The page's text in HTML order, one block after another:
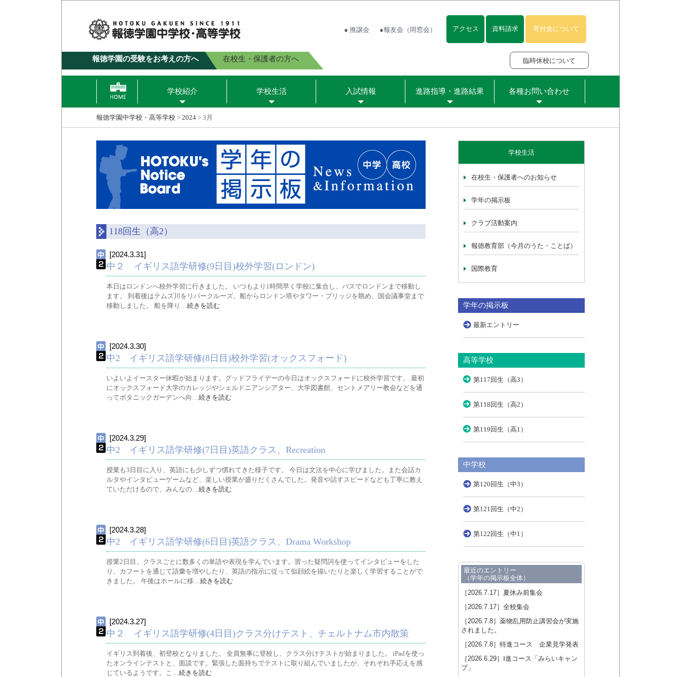
● 推譲会 ●報友会（同窓会） アクセス 資料請求 寄付金について
報徳学園の受験をお考えの方へ 在校生・保護者の方へ 臨時休校について
学校紹介 学校生活 入試情報 進路指導・進路結果 各種お問い合わせ
報徳学園中学校・高等学校 > 2024 > 3月
118回生（高2）
[2024.3.31]
中２ イギリス語学研修(9日目)校外学習(ロンドン)
本日はロンドンへ校外学習に行きました。 いつもより1時間早く学校に集合し、バスでロンドンまで移動し
ます。 到着後はテムズ川をリバークルーズ。船からロンドン塔やタワー・ブリッジを眺め、国会議事堂まで
移動しました。 船を降り…続きを読む
[2024.3.30]
中2 イギリス語学研修(8日目)校外学習(オックスフォード)
いよいよイースター休暇が始まります。グッドフライデーの今日はオックスフォードに校外学習です。 最初
にオックスフォード大学のカレッジやシェルドニアンシアター、大学図書館、セントメアリー教会などを通
ってボタニックガーデンへ向…続きを読む
[2024.3.29]
中2 イギリス語学研修(7日目)英語クラス、Recreation
授業も3日目に入り、英語にも少しずつ慣れてきた様子です。 今日は文法を中心に学びました。また会話カ
ルタやインタビューゲームなど、楽しい授業が盛りだくさんでした。発音や話すスピードなども丁寧に教え
ていただけるので、みんなの…続きを読む
[2024.3.28]
中2 イギリス語学研修(6日目)英語クラス、Drama Workshop
授業2日目。クラスごとに数多くの単語や表現を学んでいます。習った疑問詞を使ってインタビューをした
り、カフートを通じて語彙を増やしたり、英語の指示に従って似顔絵を描いたりと楽しく学習することがで
きました。 午後はホールに移…続きを読む
[2024.3.27]
中２ イギリス語学研修(4日目)クラス分けテスト、チェルトナム市内散策
イギリス到着後、初登校となりました。 全員無事に登校し、クラス分けテストが始まりました。 iPadを使っ
たオンラインテストと、面談です。緊張した面持ちでテストに取り組んでいましたが、それぞれ手応えを感
じているようです。こ…続きを読む
学校生活
在校生・保護者へのお知らせ
学年の掲示板
クラブ活動案内
報徳教育部（今月のうた・ことば）
国際教育
学年の掲示板
最新エントリー
高等学校
第117回生（高3）
第118回生（高2）
第119回生（高1）
中学校
第120回生（中3）
第121回生（中2）
第122回生（中1）
最近のエントリー
（学年の掲示板全体）
［2026.7.17］ 夏休み前集会
［2026.7.17］ 全校集会
［2026.7.8］ 薬物乱用防止講習会が実施
されました。
［2026.7.8］ 特進コース 企業見学発表
［2026.6.29］ Ⅰ進コース「みらいキャン
プ」